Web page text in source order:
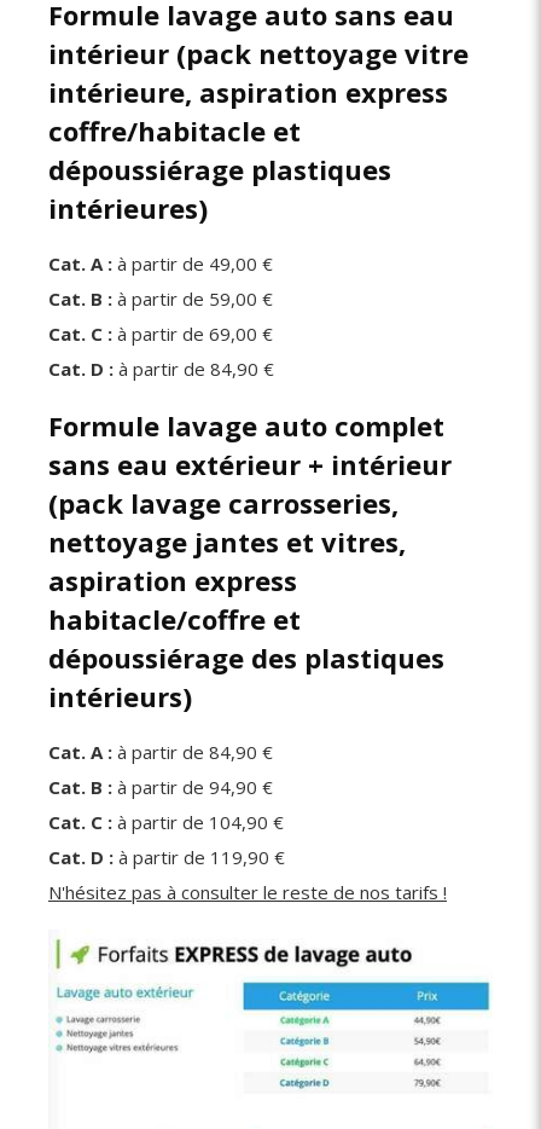
Formule lavage auto sans eau
intérieur (pack nettoyage vitre
intérieure, aspiration express
coffre/habitacle et
dépoussiérage plastiques
intérieures)
Cat. A : à partir de 49,00 €
Cat. B : à partir de 59,00 €
Cat. C : à partir de 69,00 €
Cat. D : à partir de 84,90 €
Formule lavage auto complet
sans eau extérieur + intérieur
(pack lavage carrosseries,
nettoyage jantes et vitres,
aspiration express
habitacle/coffre et
dépoussiérage des plastiques
intérieurs)
Cat. A : à partir de 84,90 €
Cat. B : à partir de 94,90 €
Cat. C : à partir de 104,90 €
Cat. D : à partir de 119,90 €
N'hésitez pas à consulter le reste de nos tarifs !